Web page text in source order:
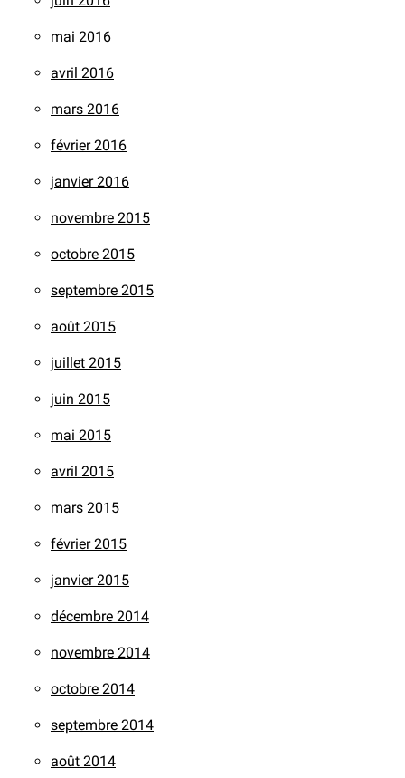
mai 2016
avril 2016
mars 2016
février 2016
janvier 2016
novembre 2015
octobre 2015
septembre 2015
août 2015
juillet 2015
juin 2015
mai 2015
avril 2015
mars 2015
février 2015
janvier 2015
décembre 2014
novembre 2014
octobre 2014
septembre 2014
août 2014